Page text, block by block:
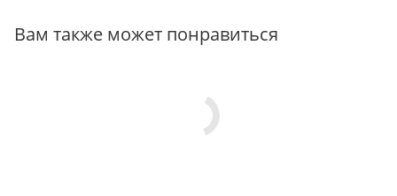
Вам также может понравиться